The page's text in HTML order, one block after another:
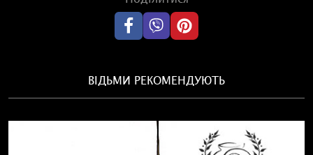
ВІДЬМИ РЕКОМЕНДУЮТЬ